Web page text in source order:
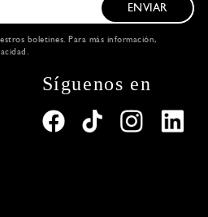
ENVIAR
boletines. Para más información,
.
Síguenos en